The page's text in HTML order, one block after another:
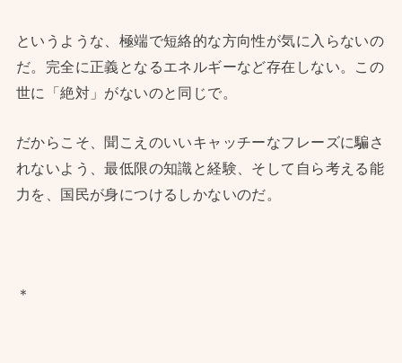
というような、極端で短絡的な方向性が気に入らないの
だ。完全に正義となるエネルギーなど存在しない。この
世に「絶対」がないのと同じで。
だからこそ、聞こえのいいキャッチーなフレーズに騙さ
れないよう、最低限の知識と経験、そして自ら考える能
力を、国民が身につけるしかないのだ。
＊